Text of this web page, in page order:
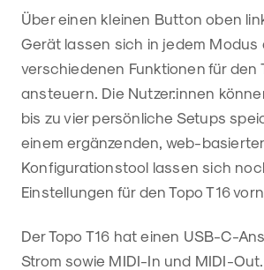
Über einen kleinen Button oben
Gerät lassen sich in jedem Modus
verschiedenen Funktionen für den
ansteuern. Die Nutzer:innen
bis zu vier persönliche Setups
einem ergänzenden, web-
Konfigurationstool lassen sich
Einstellungen für den Topo T16
Der Topo T16 hat einen USB-C-
Strom sowie MIDI-In und MIDI-